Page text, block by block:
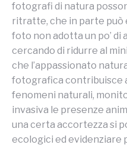
fotografi di natura
ritratte, che in parte può
foto non adotta un po’ di
cercando di ridurre al
che l’appassionato
fotografica contribuisce
fenomeni naturali,
invasiva le presenze
una certa accortezza si
ecologici ed evidenziare